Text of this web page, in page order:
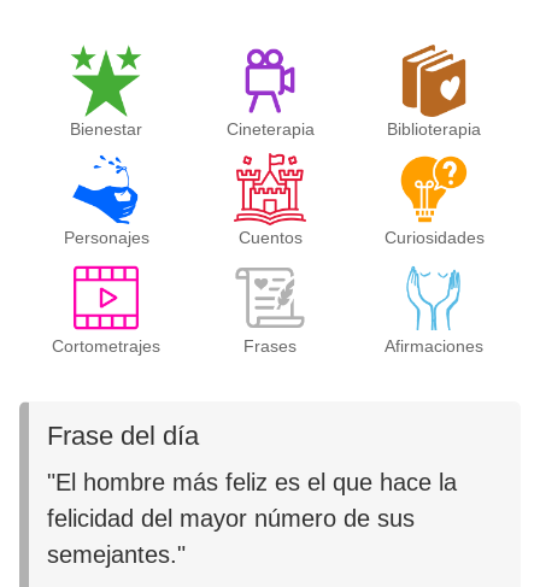
Bienestar Cineterapia Biblioterapia
Personajes Cuentos Curiosidades
Cortometrajes Frases Afirmaciones
Frase del día
"El hombre más feliz es el que hace la
felicidad del mayor número de sus
semejantes."